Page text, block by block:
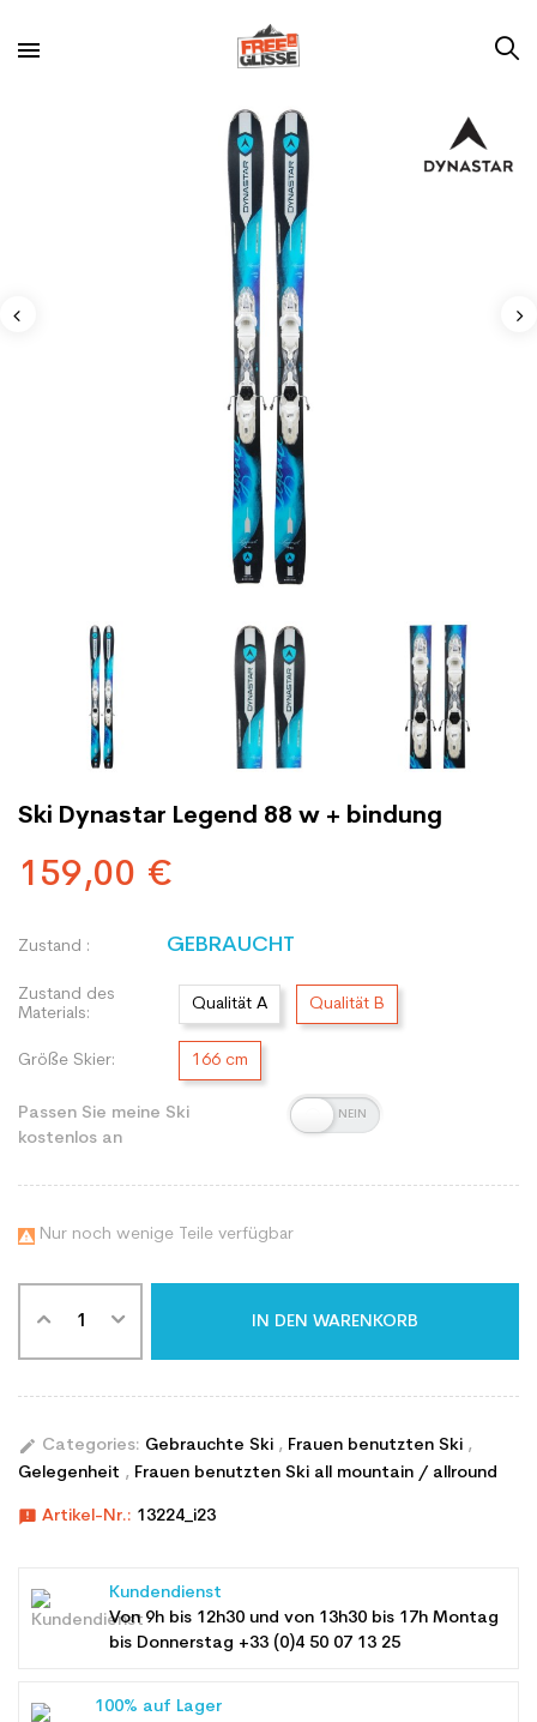
Ski Dynastar Legend 88 w + bindung
159,00 €
Zustand : GEBRAUCHT
Zustand des
Materials:
Qualität A Qualität B
Größe Skier: 166 cm
Passen Sie meine Ski
kostenlos an
 Nur noch wenige Teile verfügbar
IN DEN WARENKORB
edit Categories: Gebrauchte Ski , Frauen benutzten Ski ,
Gelegenheit , Frauen benutzten Ski all mountain / allround
announcement Artikel-Nr.: 13224_i23
Kundendienst
Von 9h bis 12h30 und von 13h30 bis 17h Montag
bis Donnerstag +33 (0)4 50 07 13 25
100% auf Lager